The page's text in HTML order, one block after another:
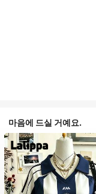
마음에 드실 거예요.